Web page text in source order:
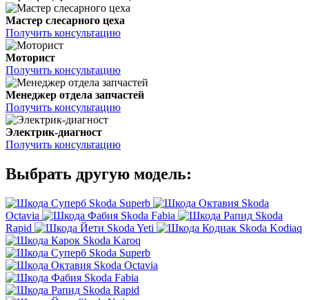
Мастер слесарного цеха
Получить консультацию
Моторист
Получить консультацию
Менеджер отдела запчастей
Получить консультацию
Электрик-диагност
Получить консультацию
Выбрать другую модель:
Skoda Superb
Skoda
Octavia
Skoda Fabia
Skoda
Rapid
Skoda Yeti
Skoda Kodiaq
Skoda Karoq
Skoda Superb
Skoda Octavia
Skoda Fabia
Skoda Rapid